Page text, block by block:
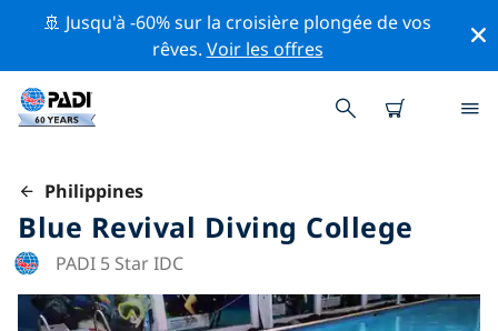
🚢 Jusqu'à -60% sur la croisière plongée de vos
rêves. Voir les offres
Philippines
Blue Revival Diving College
PADI 5 Star IDC